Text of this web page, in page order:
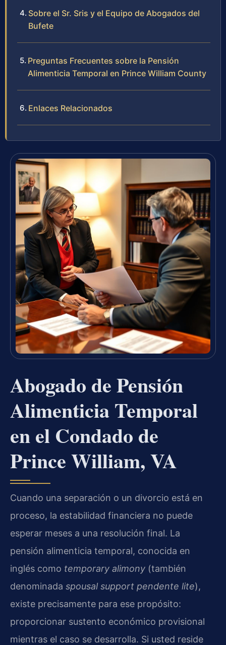
Sobre el Sr. Sris y el Equipo de Abogados del
Bufete
Preguntas Frecuentes sobre la Pensión
Alimenticia Temporal en Prince William County
Enlaces Relacionados
Abogado de Pensión
Alimenticia Temporal
en el Condado de
Prince William, VA
Cuando una separación o un divorcio está en
proceso, la estabilidad financiera no puede
esperar meses a una resolución final. La
pensión alimenticia temporal, conocida en
inglés como temporary alimony (también
denominada spousal support pendente lite),
existe precisamente para ese propósito:
proporcionar sustento económico provisional
mientras el caso se desarrolla. Si usted reside